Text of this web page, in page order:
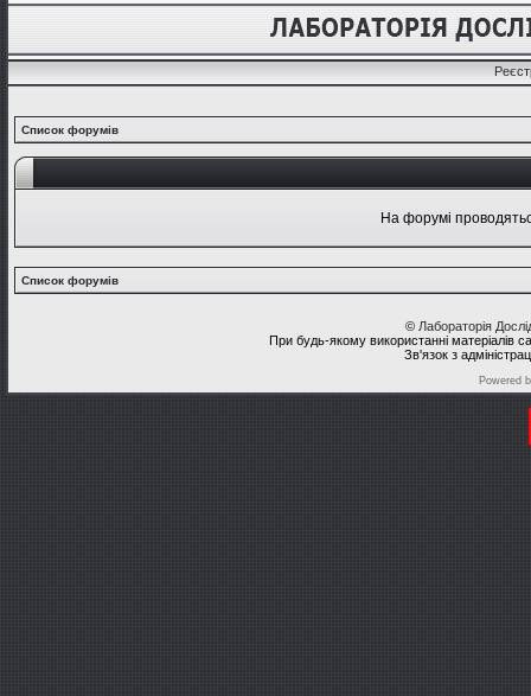
Список форумів
На форумі
Список форумів
© Лабораторія
При будь-якому використанні матеріалів
Зв'язок з
Powered